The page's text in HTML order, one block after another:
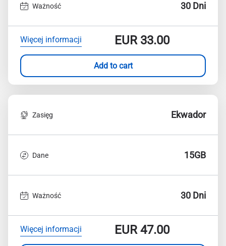
Ważność 30 Dni
Więcej informacji EUR33.00
Add to cart
Zasięg Ekwador
Dane 15GB
Ważność 30 Dni
Więcej informacji EUR47.00